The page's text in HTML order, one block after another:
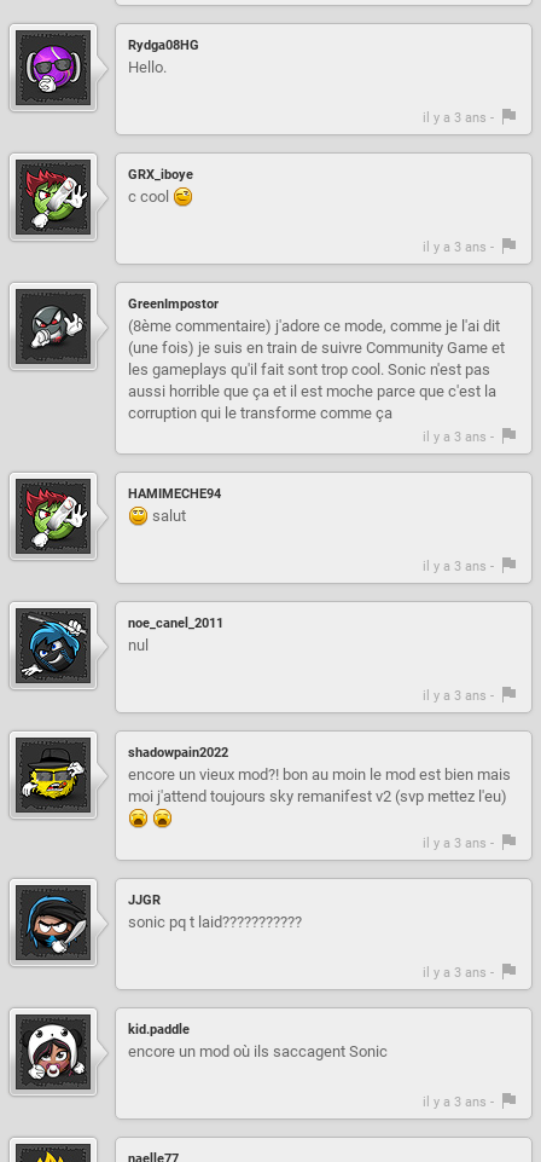
Rydga08HG
Hello.
il y a 3 ans -
GRX_iboye
c cool
il y a 3 ans -
GreenImpostor
(8ème commentaire) j'adore ce mode, comme je l'ai dit
(une fois) je suis en train de suivre Community Game et
les gameplays qu'il fait sont trop cool. Sonic n'est pas
aussi horrible que ça et il est moche parce que c'est la
corruption qui le transforme comme ça
il y a 3 ans -
HAMIMECHE94
salut
il y a 3 ans -
noe_canel_2011
nul
il y a 3 ans -
shadowpain2022
encore un vieux mod?! bon au moin le mod est bien mais
moi j'attend toujours sky remanifest v2 (svp mettez l'eu)
il y a 3 ans -
JJGR
sonic pq t laid???????????
il y a 3 ans -
kid.paddle
encore un mod où ils saccagent Sonic
il y a 3 ans -